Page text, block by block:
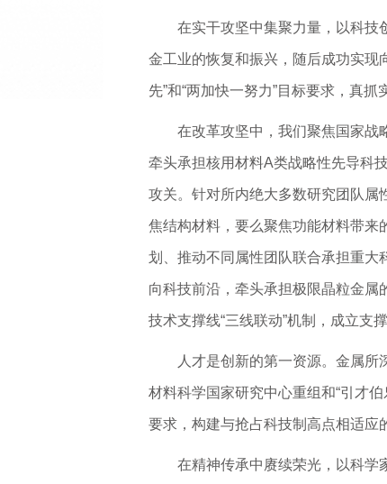
在实干攻坚中集聚力量，以科技
金工业的恢复和振兴，随后成功实现
先”和“两加快一努力”目标要求，真抓
在改革攻坚中，我们聚焦国家战
牵头承担核用材料A类战略性先导科
攻关。针对所内绝大多数研究团队
焦结构材料，要么聚焦功能材料带来
划、推动不同属性团队联合承担重大
向科技前沿，牵头承担极限晶粒金属
技术支撑线“三线联动”机制，成立支
人才是创新的第一资源。金属所
材料科学国家研究中心重组和“引才
要求，构建与抢占科技制高点相适应
在精神传承中赓续荣光，以科学